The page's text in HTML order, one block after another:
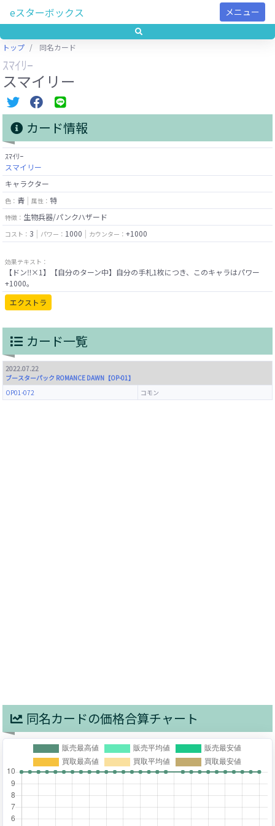
eスターボックス メニュー
トップ 同名カード
ｽﾏｲﾘｰ
スマイリー
カード情報
ｽﾏｲﾘｰ
スマイリー
キャラクター
色： 青 属性： 特
特徴： 生物兵器/パンクハザード
コスト： 3 パワー： 1000 カウンター： +1000
効果テキスト：
【ドン‼×1】【自分のターン中】自分の手札1枚につき、このキャラはパワー
エクストラ
カード一覧
2022.07.22
ブースターパック ROMANCE DAWN【OP-01】
OP01-072
コモン
同名カードの価格合算チャート